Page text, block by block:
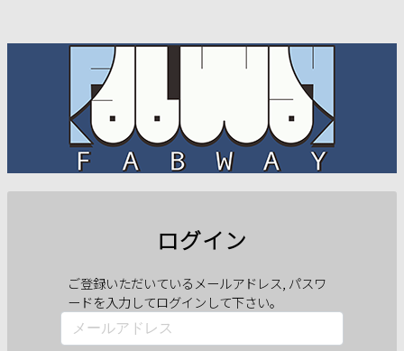
ログイン
ご登録いただいているメールアドレス, パスワ
ードを入力してログインして下さい。